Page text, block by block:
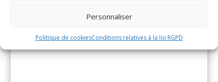
Personnaliser
Politique de cookiesConditions relatives à la loi RGPD